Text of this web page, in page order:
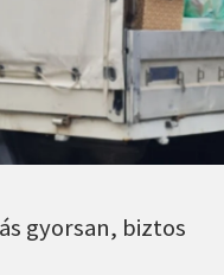
gyorsan, biztos